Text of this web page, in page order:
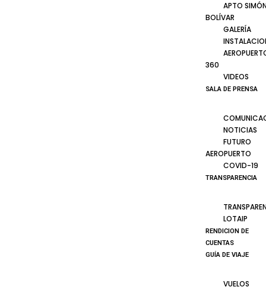
APTO
BOLÍVAR
GALERÍA
360
VIDEOS
SALA DE PRENSA
NOTICIAS
FUTURO
AEROPUERTO
COVID-19
TRANSPARENCIA
LOTAIP
RENDICION DE
CUENTAS
GUÍA DE VIAJE
VUELOS